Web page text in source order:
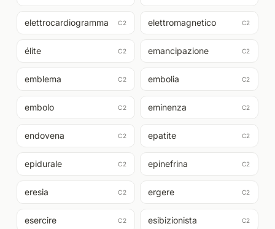
elettrocardiogramma C2 elettromagnetico C2
élite C2 emancipazione C2
emblema C2 embolia C2
embolo C2 eminenza C2
endovena C2 epatite C2
epidurale C2 epinefrina C2
eresia C2 ergere C2
esercire C2 esibizionista C2